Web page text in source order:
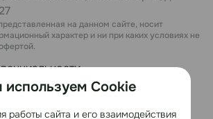
на данном сайте, носит
характер и ни при каких условиях не
Медиа Лайн
Cookie
работы сайта и его взаимодействия